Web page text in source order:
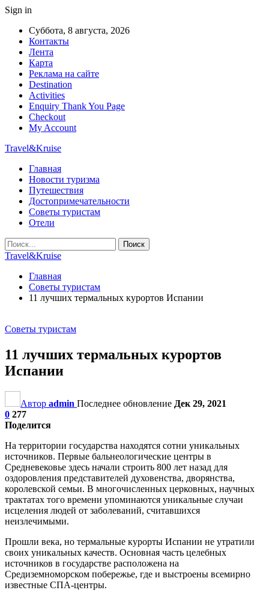
Sign in
Суббота, 8 августа, 2026
Контакты
Лента
Карта
Реклама на сайте
Destination
Activities
Enquiry Thank You Page
Checkout
My Account
Travel&Kruise
Главная
Новости туризма
Путешествия
Достопримечательности
Советы туристам
Отели
Travel&Kruise
Главная
Советы туристам
11 лучших термальных курортов Испании
Советы туристам
11 лучших термальных курортов
Испании
Автор admin Последнее обновление Дек 29, 2021
0 277
Поделится
На территории государства находятся сотни уникальных
источников. Первые бальнеологические центры в
Средневековье здесь начали строить 800 лет назад для
оздоровления представителей духовенства, дворянства,
королевской семьи. В многочисленных церковных, научных
трактатах того времени упоминаются уникальные случаи
исцеления людей от заболеваний, считавшихся
неизлечимыми.
Прошли века, но термальные курорты Испании не утратили
своих уникальных качеств. Основная часть целебных
источников в государстве расположена на
Средиземноморском побережье, где и выстроены всемирно
известные СПА-центры.